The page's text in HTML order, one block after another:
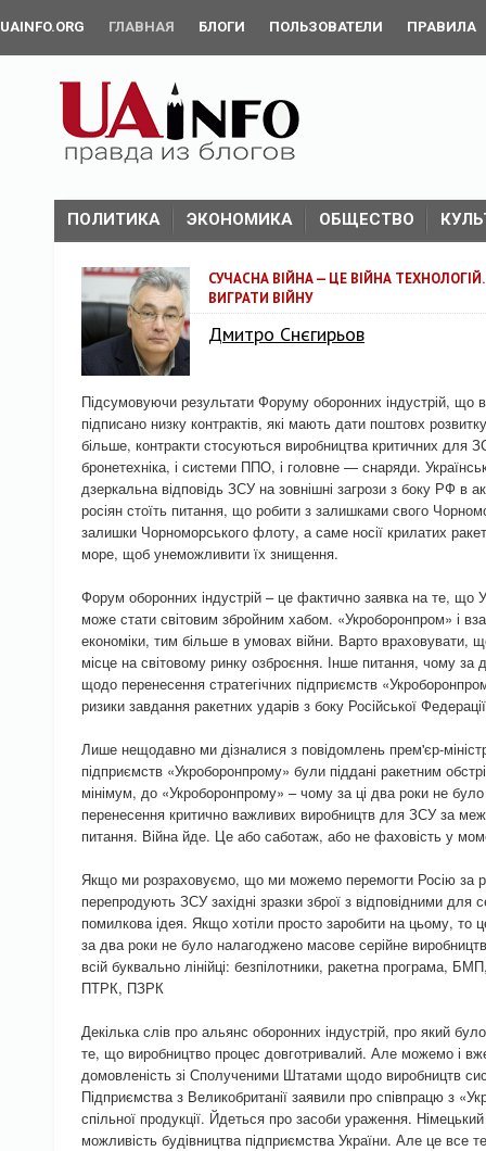
UAINFO.ORG ГЛАВНАЯ БЛОГИ ПОЛЬЗОВАТЕЛИ ПРАВИЛА
ПОЛИТИКА ЭКОНОМИКА ОБЩЕСТВО
СУЧАСНА ВІЙНА — ЦЕ ВІЙНА
ВИГРАТИ ВІЙНУ
Дмитро Снєгирьов
Підсумовуючи результати Форуму оборонних індустрій, що
підписано низку контрактів, які мають дати поштовх
більше, контракти стосуються виробництва критичних для
бронетехніка, і системи ППО, і головне — снаряди.
дзеркальна відповідь ЗСУ на зовнішні загрози з боку РФ в
росіян стоїть питання, що робити з залишками свого
залишки Чорноморського флоту, а саме носії крилатих
море, щоб унеможливити їх знищення.
Форум оборонних індустрій – це фактично заявка на те, що
може стати світовим збройним хабом. «Укроборонпром» і
економіки, тим більше в умовах війни. Варто враховувати,
місце на світовому ринку озброєння. Інше питання, чому за
щодо перенесення стратегічних підприємств
ризики завдання ракетних ударів з боку Російської
Лише нещодавно ми дізналися з повідомлень прем'єр-
підприємств «Укроборонпрому» були піддані ракетним
мінімум, до «Укроборонпрому» – чому за ці два роки не
перенесення критично важливих виробництв для ЗСУ за
питання. Війна йде. Це або саботаж, або не фаховість у
Якщо ми розраховуємо, що ми можемо перемогти Росію за
перепродують ЗСУ західні зразки зброї з відповідними для
помилкова ідея. Якщо хотіли просто заробити на цьому, то
за два роки не було налагоджено масове серійне
всій буквально лінійці: безпілотники, ракетна програма,
ПТРК, ПЗРК
Декілька слів про альянс оборонних індустрій, про який
те, що виробництво процес довготривалий. Але можемо і
домовленість зі Сполученими Штатами щодо виробництв
Підприємства з Великобританії заявили про співпрацю з
спільної продукції. Йдеться про засоби ураження.
можливість будівництва підприємства України. Але це все